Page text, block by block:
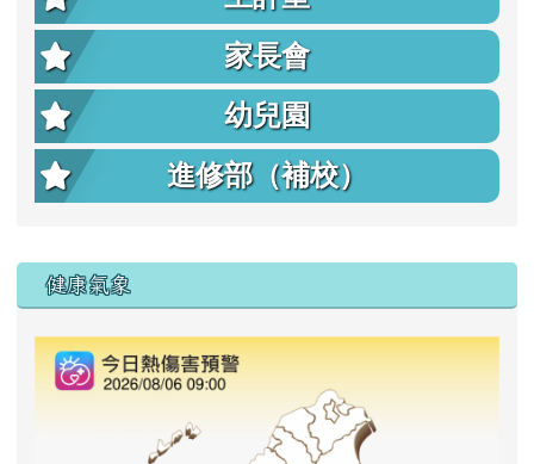
家長會
幼兒園
進修部（補校）
右邊區域內容
健康氣象